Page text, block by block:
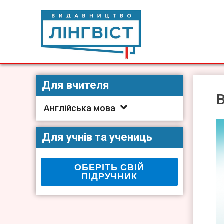
Видавництво Лінгвіст
Видавництво Лінгвіст – адаптація та створення
Для вчителя
Англійська мова
Для учнів та учениць
ОБЕРІТЬ СВІЙ
ПІДРУЧНИК